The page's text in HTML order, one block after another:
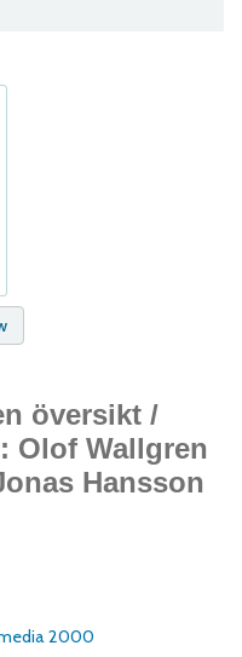
översikt /
Olof Wallgren
Hansson
2000